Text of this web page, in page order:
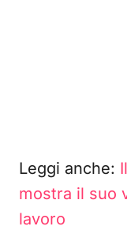
Leggi anche:
mostra il suo
lavoro